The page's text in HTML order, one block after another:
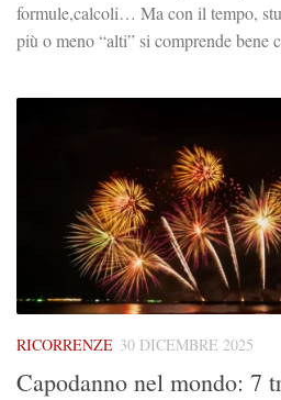
formule,calcoli… Ma con il tempo,
più o meno “alti” si comprende bene
RICORRENZE 30 DICEMBRE 2025
Capodanno nel mondo: 7